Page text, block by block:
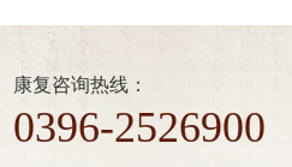
康复咨询热线：
0396-2526900